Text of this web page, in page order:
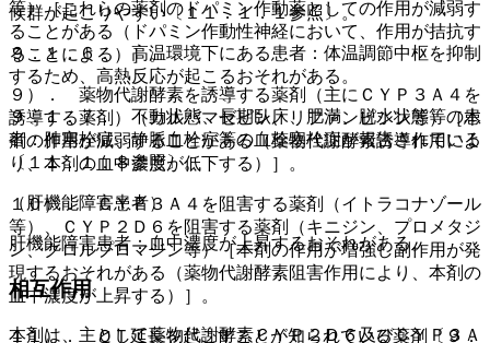
等）［これらの薬剤のドパミン作動薬としての作用が減弱す
ることがある（ドパミン作動性神経において、作用が拮抗す
ることによる）］。
９）． 薬物代謝酵素を誘導する薬剤（主にＣＹＰ３Ａ４を
誘導する薬剤）（カルバマゼピン、リファンピシン等）［本
剤の作用が減弱することがある（薬物代謝酵素誘導作用によ
り、本剤の血中濃度が低下する）］。
１０）． ＣＹＰ３Ａ４を阻害する薬剤（イトラコナゾール
等）、ＣＹＰ２Ｄ６を阻害する薬剤（キニジン、プロメタジ
ン、クロルプロマジン等）［本剤の作用が増強し副作用が発
現するおそれがある（薬物代謝酵素阻害作用により、本剤の
血中濃度が上昇する）］。
１１）． ＱＴ延長を起こすことが知られている薬剤〔９．
候群が起こりやすい〔１１．１．１参照〕。
９．１．６． 高温環境下にある患者：体温調節中枢を抑制
するため、高熱反応が起こるおそれがある。
９．１．７． 不動状態、長期臥床、肥満、脱水状態等の患
者：肺塞栓症、静脈血栓症等の血栓塞栓症が報告されている
〔１１．１．８参照〕。
（肝機能障害患者）
肝機能障害患者：血中濃度が上昇するおそれがある。
相互作用
本剤は、主として薬物代謝酵素ＣＹＰ２Ｄ６及びＣＹＰ３Ａ